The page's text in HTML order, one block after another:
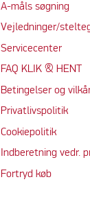
A-måls søgning
Vejledninger/
Servicecenter
FAQ KLIK & HENT
Betingelser og
Privatlivspolitik
Cookiepolitik
Indberetning vedr.
Fortryd køb